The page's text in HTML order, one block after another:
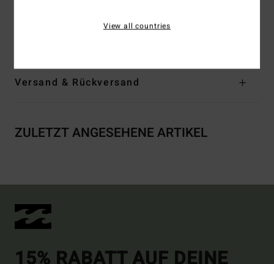
[Hauptstoff] 91 % recyceltes
Versand & Rückversand
ZULETZT ANGESEHENE ARTIKEL
View all countries